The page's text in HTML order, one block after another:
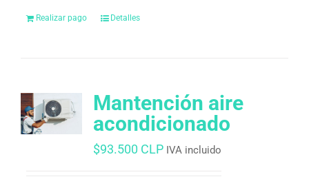
Realizar pago Detalles
Mantención aire
acondicionado
$93.500 CLP IVA incluido